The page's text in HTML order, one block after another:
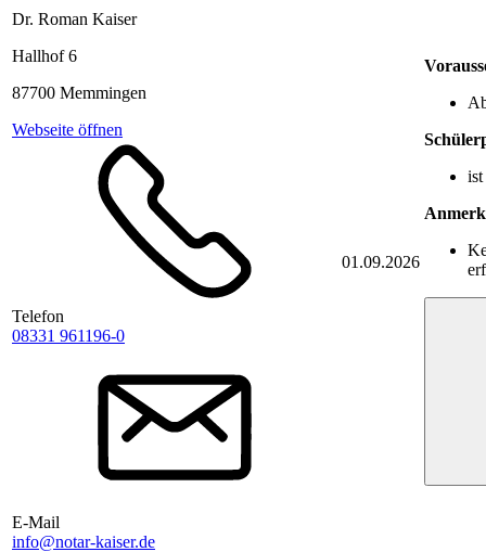
Dr. Roman Kaiser
Hallhof 6
87700 Memmingen
Webseite öffnen
Telefon
08331 961196-0
E-Mail
info@notar-kaiser.de
01.09.2026